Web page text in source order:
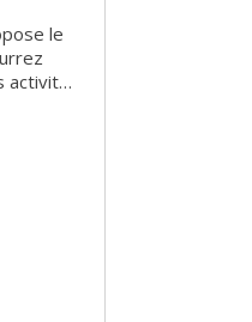
le
jeux